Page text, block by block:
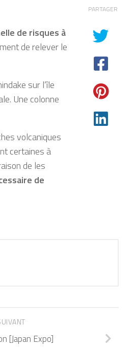
de risques à
de relever le
sur l’île
Une colonne
volcaniques
certaines à
de les
de
PARTAGER
[Japan Expo]